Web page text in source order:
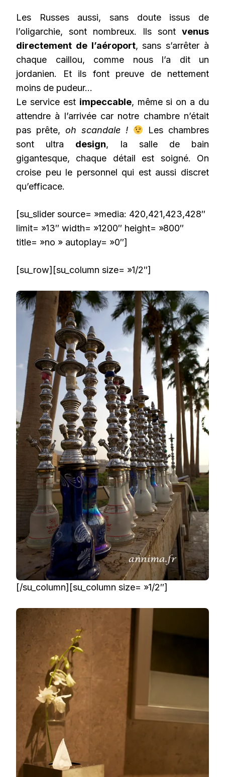
Les Russes aussi, sans doute issus de
l’oligarchie, sont nombreux. Ils sont venus
directement de l’aéroport, sans s’arrêter à
chaque caillou, comme nous l’a dit un
jordanien. Et ils font preuve de nettement
moins de pudeur…
Le service est impeccable, même si on a du
attendre à l’arrivée car notre chambre n’était
pas prête, oh scandale !
Les chambres
sont ultra design, la salle de bain
gigantesque, chaque détail est soigné. On
croise peu le personnel qui est aussi discret
qu’efficace.
[su_slider source= »media: 420,421,423,428″
limit= »13″ width= »1200″ height= »800″
title= »no » autoplay= »0″]
[su_row][su_column size= »1/2″]
[/su_column][su_column size= »1/2″]